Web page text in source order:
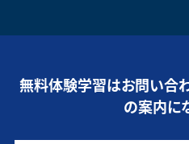
無料体験学習はお問い合
の案内に